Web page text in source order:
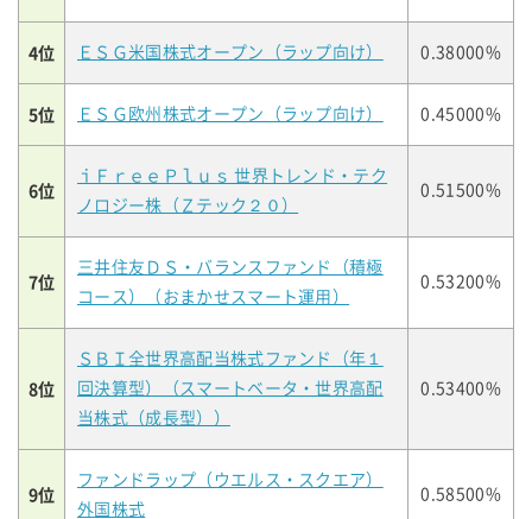
4位 ＥＳＧ米国株式オープン（ラップ向け） 0.38000%
5位 ＥＳＧ欧州株式オープン（ラップ向け） 0.45000%
6位
ｉＦｒｅｅＰｌｕｓ 世界トレンド・テク
ノロジー株（Ｚテック２０）
0.51500%
7位
三井住友ＤＳ・バランスファンド（積極
コース）（おまかせスマート運用）
0.53200%
8位
ＳＢＩ全世界高配当株式ファンド（年１
回決算型）（スマートベータ・世界高配
当株式（成長型））
0.53400%
9位
ファンドラップ（ウエルス・スクエア）
外国株式
0.58500%